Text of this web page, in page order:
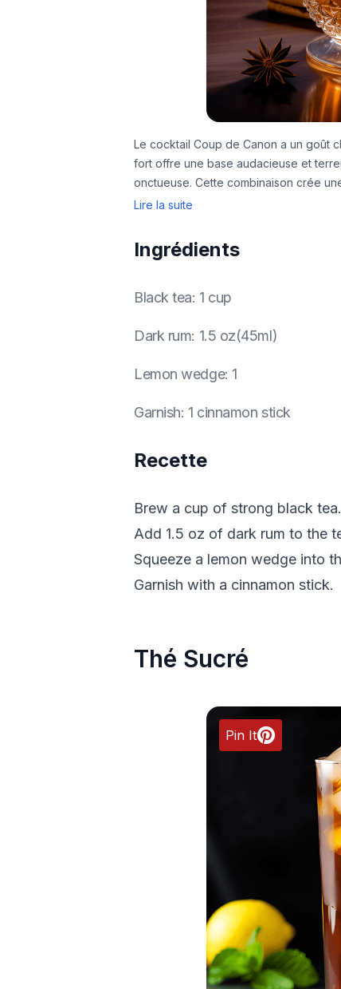
Le cocktail Coup de Canon a un goût
fort offre une base audacieuse et
onctueuse. Cette combinaison crée
Lire la suite
Ingrédients
Black tea: 1 cup
Dark rum: 1.5 oz(45ml)
Lemon wedge: 1
Garnish: 1 cinnamon stick
Recette
Brew a cup of strong black tea.
Add 1.5 oz of dark rum to the
Squeeze a lemon wedge into
Garnish with a cinnamon stick.
Thé Sucré
Pin It